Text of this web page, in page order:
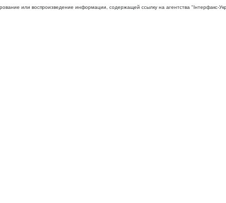
или воспроизведение информации, содержащей ссылку на агентства "Iнтерфакс-